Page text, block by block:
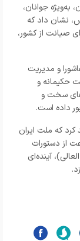
به‌ویژه جوانان،
نشان داد که
صیانت از کشور،
و مدیریت
حکیمانه و
سخت و
داده است.
که ملت ایران
از دستورات
آینده‌ای